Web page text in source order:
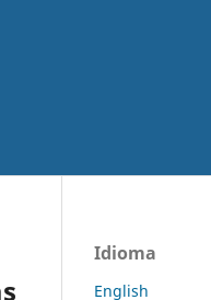
Idioma
English